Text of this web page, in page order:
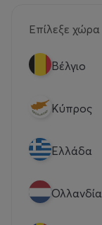
Επίλεξε χώρα
Βέλγιο
Κύπρος
Eλλάδα
Ολλανδία